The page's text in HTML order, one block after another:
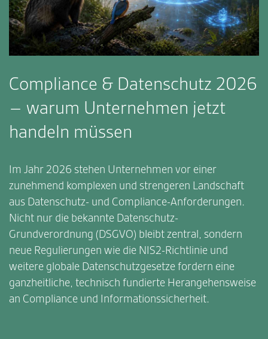
Compliance & Datenschutz 2026
– warum Unternehmen jetzt
handeln müssen
Im Jahr 2026 stehen Unternehmen vor einer
zunehmend komplexen und strengeren Landschaft
aus Datenschutz- und Compliance-Anforderungen.
Nicht nur die bekannte Datenschutz-
Grundverordnung (DSGVO) bleibt zentral, sondern
neue Regulierungen wie die NIS2-Richtlinie und
weitere globale Datenschutzgesetze fordern eine
ganzheitliche, technisch fundierte Herangehensweise
an Compliance und Informationssicherheit.